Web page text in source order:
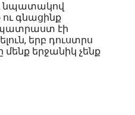
նպատակով
գնացինք
պատրաստ էի
երբ դուստրս
երջանիկ չենք